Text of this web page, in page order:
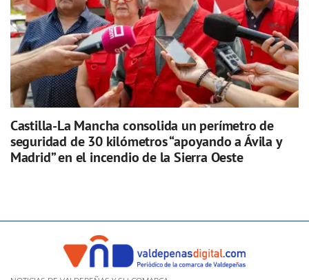
Castilla-La Mancha consolida un perímetro de
seguridad de 30 kilómetros “apoyando a Ávila y
Madrid” en el incendio de la Sierra Oeste